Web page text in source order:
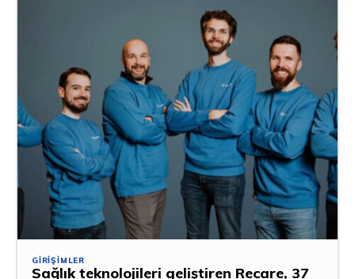
GIRIŞIMLER
Sağlık teknolojileri geliştiren Recare, 37